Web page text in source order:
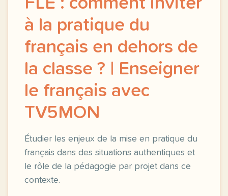
à la pratique du
français en dehors de
la classe ? | Enseigner
le français avec
TV5MON
Étudier les enjeux de la mise en pratique du
français dans des situations authentiques et
le rôle de la pédagogie par projet dans ce
contexte.